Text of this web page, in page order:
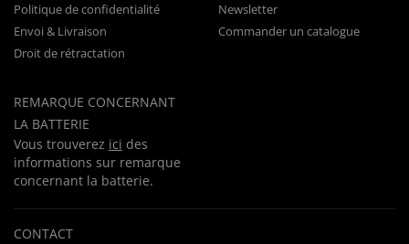
Politique de confidentialité
Envoi & Livraison
Droit de rétractation
REMARQUE CONCERNANT
LA BATTERIE
Vous trouverez ici des
informations sur remarque
concernant la batterie.
Newsletter
Commander un catalogue
CONTACT